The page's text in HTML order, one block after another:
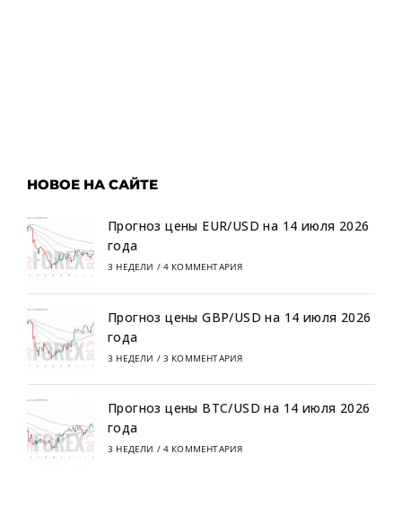
НОВОЕ НА САЙТЕ
Прогноз цены EUR/USD на 14 июля 2026
года
3 НЕДЕЛИ / 4 КОММЕНТАРИЯ
Прогноз цены GBP/USD на 14 июля 2026
года
3 НЕДЕЛИ / 3 КОММЕНТАРИЯ
Прогноз цены BTC/USD на 14 июля 2026
года
3 НЕДЕЛИ / 4 КОММЕНТАРИЯ